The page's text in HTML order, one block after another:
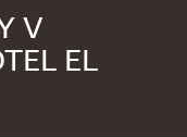
V
EL